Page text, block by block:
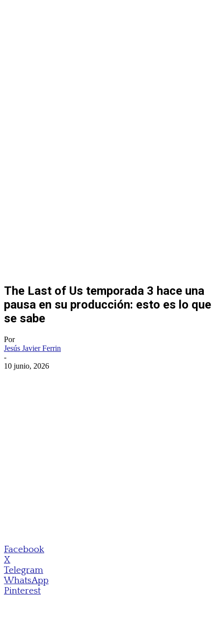
The Last of Us temporada 3 hace una
pausa en su producción: esto es lo que
se sabe
Por
Jesús Javier Ferrin
-
10 junio, 2026
Facebook
X
Telegram
WhatsApp
Pinterest